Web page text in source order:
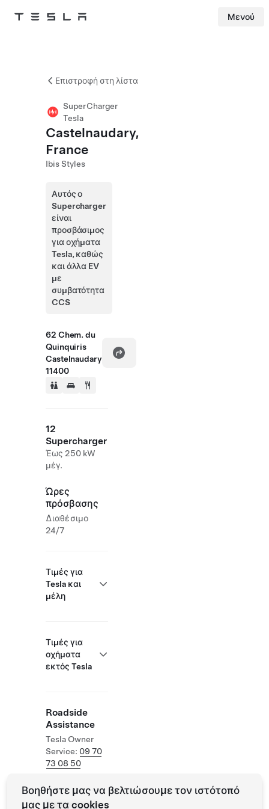
Tesla Μενού
Επιστροφή στη λίστα
SuperCharger
Tesla
Castelnaudary,
France
Ibis Styles
Αυτός ο
Supercharger
είναι
προσβάσιμος
για οχήματα
Tesla, καθώς
και άλλα EV
με
συμβατότητα
CCS
62 Chem. du
Quinquiris
Castelnaudary
11400
12
Supercharger
Έως 250 kW
μέγ.
Ώρες
πρόσβασης
Διαθέσιμο
24/7
Τιμές για
Tesla και
μέλη
Τιμές για
οχήματα
εκτός Tesla
Roadside
Assistance
Tesla Owner
Service: 09 70
73 08 50
Supercharger
Βοηθήστε μας να βελτιώσουμε τον ιστότοπό
μας με τα cookies